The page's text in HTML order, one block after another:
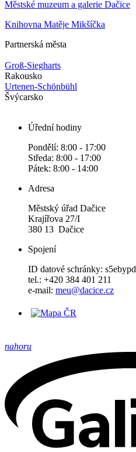
Městské muzeum a galerie Dačice
Knihovna Matěje Mikšíčka
Partnerská města
Groß-Siegharts
Rakousko
Urtenen-Schönbühl
Švýcarsko
Úřední hodiny
Pondělí: 8:00 - 17:00
Středa: 8:00 - 17:00
Pátek: 8:00 - 14:00
Adresa
Městský úřad Dačice
Krajířova 27/I
380 13 Dačice
Spojení
ID datové schránky: s5ebypd
tel.: +420 384 401 211
e-mail: meu@dacice.cz
nahoru